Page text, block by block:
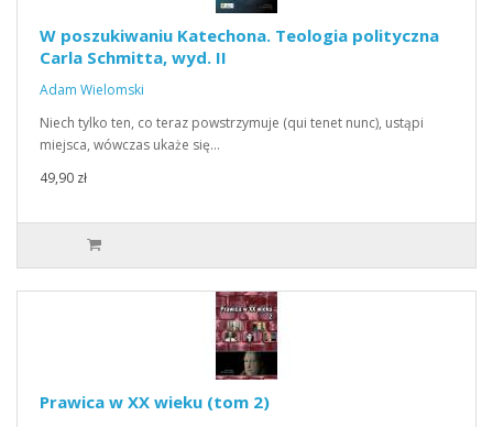
W poszukiwaniu Katechona. Teologia polityczna
Carla Schmitta, wyd. II
Adam Wielomski
Niech tylko ten, co teraz powstrzymuje (qui tenet nunc), ustąpi
miejsca, wówczas ukaże się…
49,90 zł
Prawica w XX wieku (tom 2)